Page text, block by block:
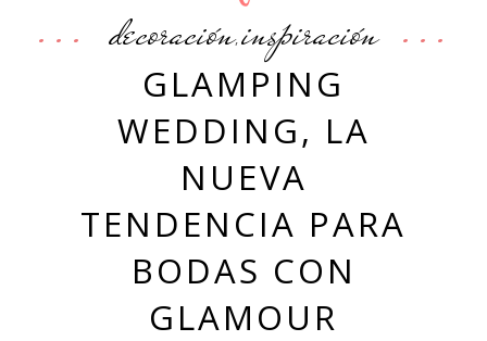
decoración,inspiración
GLAMPING
WEDDING, LA
NUEVA
TENDENCIA PARA
BODAS CON
GLAMOUR